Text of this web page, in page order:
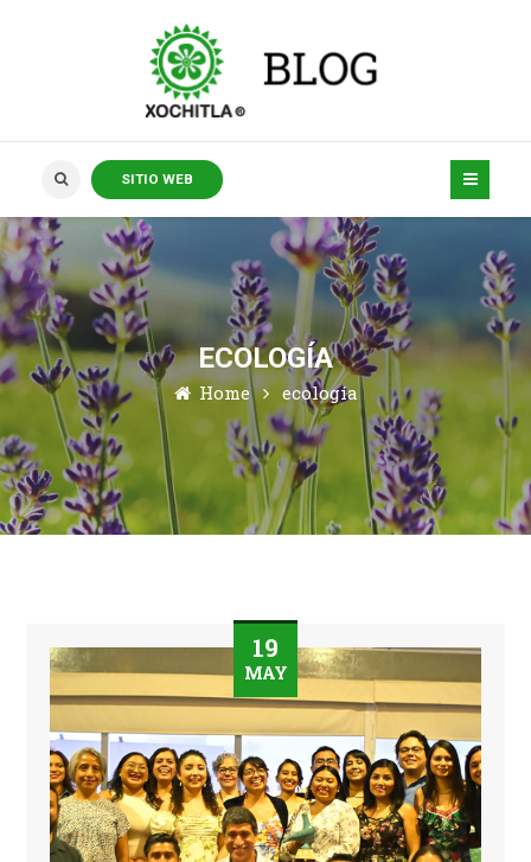
SITIO WEB
ECOLOGÍA
Home ecología
19
MAY